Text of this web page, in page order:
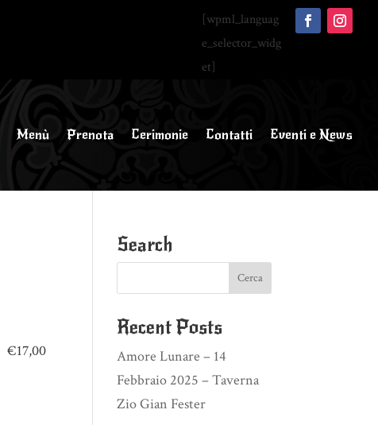
[wpml_languag
e_selector_widg
et]
Menù Prenota Cerimonie Contatti Eventi e News
€17,00
Search
Recent Posts
Amore Lunare – 14
Febbraio 2025 – Taverna
Zio Gian Fester